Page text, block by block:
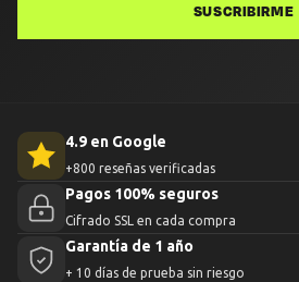
SUSCRIBIRME
4.9 en Google
+800 reseñas verificadas
Pagos 100% seguros
Cifrado SSL en cada compra
Garantía de 1 año
+ 10 días de prueba sin riesgo